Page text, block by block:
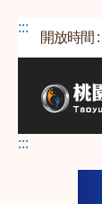
跳
區
:::
開放時間
:::